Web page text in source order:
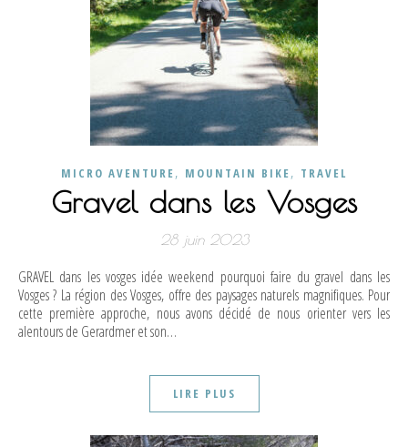
MICRO AVENTURE, MOUNTAIN BIKE, TRAVEL
Gravel dans les Vosges
28 juin 2023
GRAVEL dans les vosges idée weekend pourquoi faire du gravel dans les
Vosges ? La région des Vosges, offre des paysages naturels magnifiques. Pour
cette première approche, nous avons décidé de nous orienter vers les
alentours de Gerardmer et son…
LIRE PLUS